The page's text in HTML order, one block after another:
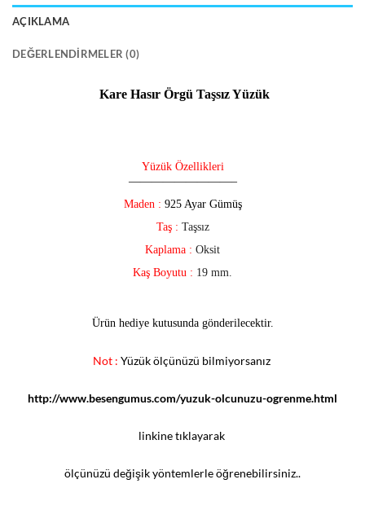
AÇIKLAMA
DEĞERLENDIRMELER (0)
Kare Hasır Örgü Taşsız Yüzük
Yüzük Özellikleri
—————————–
Maden : 925 Ayar Gümüş
Taş : Taşsız
Kaplama : Oksit
Kaş Boyutu : 19 mm.
Ürün hediye kutusunda gönderilecektir.
Not : Yüzük ölçünüzü bilmiyorsanız
http://www.besengumus.com/yuzuk-olcunuzu-ogrenme.html
linkine tıklayarak
ölçünüzü değişik yöntemlerle öğrenebilirsiniz..